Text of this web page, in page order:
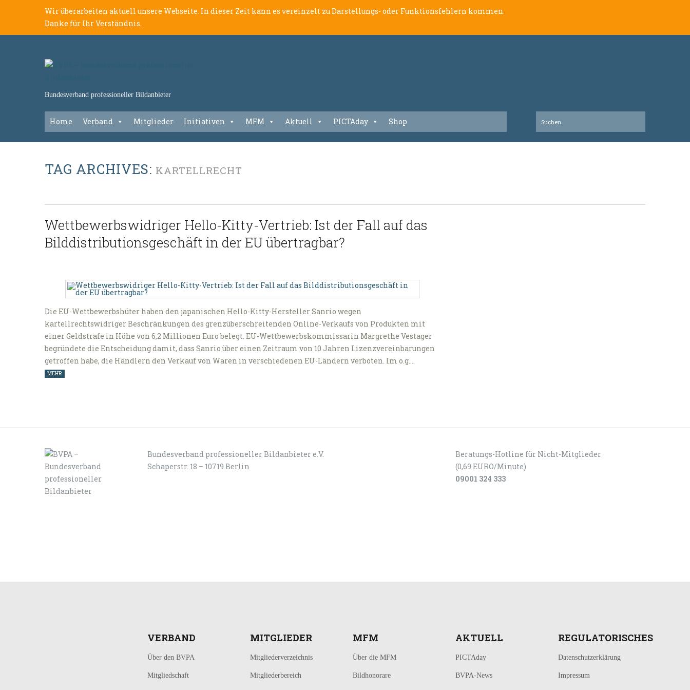
Wir überarbeiten aktuell unsere Webseite. In dieser Zeit kann es vereinzelt zu Darstellungs- oder Funktionsfehlern kommen.
Danke für Ihr Verständnis.
Bundesverband professioneller Bildanbieter
Home Verband Mitglieder Initiativen MFM Aktuell PICTAday Shop
TAG ARCHIVES: KARTELLRECHT
Wettbewerbswidriger Hello-Kitty-Vertrieb: Ist der Fall auf das
Bilddistributionsgeschäft in der EU übertragbar?
Die EU-Wettbewerbshüter haben den japanischen Hello-Kitty-Hersteller Sanrio wegen
kartellrechtswidriger Beschränkungen des grenzüberschreitenden Online-Verkaufs von Produkten mit
einer Geldstrafe in Höhe von 6,2 Millionen Euro belegt. EU-Wettbewerbskommissarin Margrethe Vestager
begründete die Entscheidung damit, dass Sanrio über einen Zeitraum von 10 Jahren Lizenzvereinbarungen
getroffen habe, die Händlern den Verkauf von Waren in verschiedenen EU-Ländern verboten. Im o.g.…
MEHR
Bundesverband professioneller Bildanbieter e.V.
Schaperstr. 18 – 10719 Berlin
Beratungs-Hotline für Nicht-Mitglieder
(0,69 EURO/Minute)
09001 324 333
VERBAND
Über den BVPA
Mitgliedschaft
MITGLIEDER
Mitgliederverzeichnis
Mitgliederbereich
MFM
Über die MFM
Bildhonorare
AKTUELL
PICTAday
BVPA-News
REGULATORISCHES
Datenschutzerklärung
Impressum